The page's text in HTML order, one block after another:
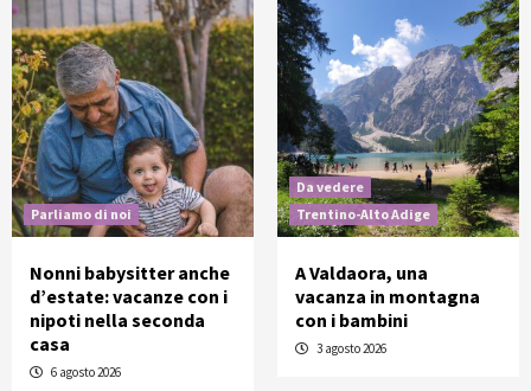
Parliamo di noi
Nonni babysitter anche
d’estate: vacanze con i
nipoti nella seconda
casa
6 agosto 2026
Da vedere
Trentino-Alto Adige
A Valdaora, una
vacanza in montagna
con i bambini
3 agosto 2026